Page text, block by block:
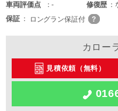
車両評価点 - 修復歴
保証
ロングラン保証付
カロー
見積依頼（無料）